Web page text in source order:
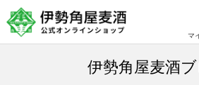
マ
伊勢角屋麦酒